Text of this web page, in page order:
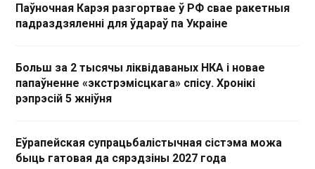
Паўночная Карэя разгортвае ў РФ свае ракетныя
падраздзяленні для ўдараў па Украіне
Больш за 2 тысячы ліквідаваных НКА і новае
папаўненне «экстрэмісцкага» спісу. Хронікі
рэпрэсій 5 жніўня
Еўрапейская супрацьбалістычная сістэма можа
быць гатовая да сярэдзіны 2027 года